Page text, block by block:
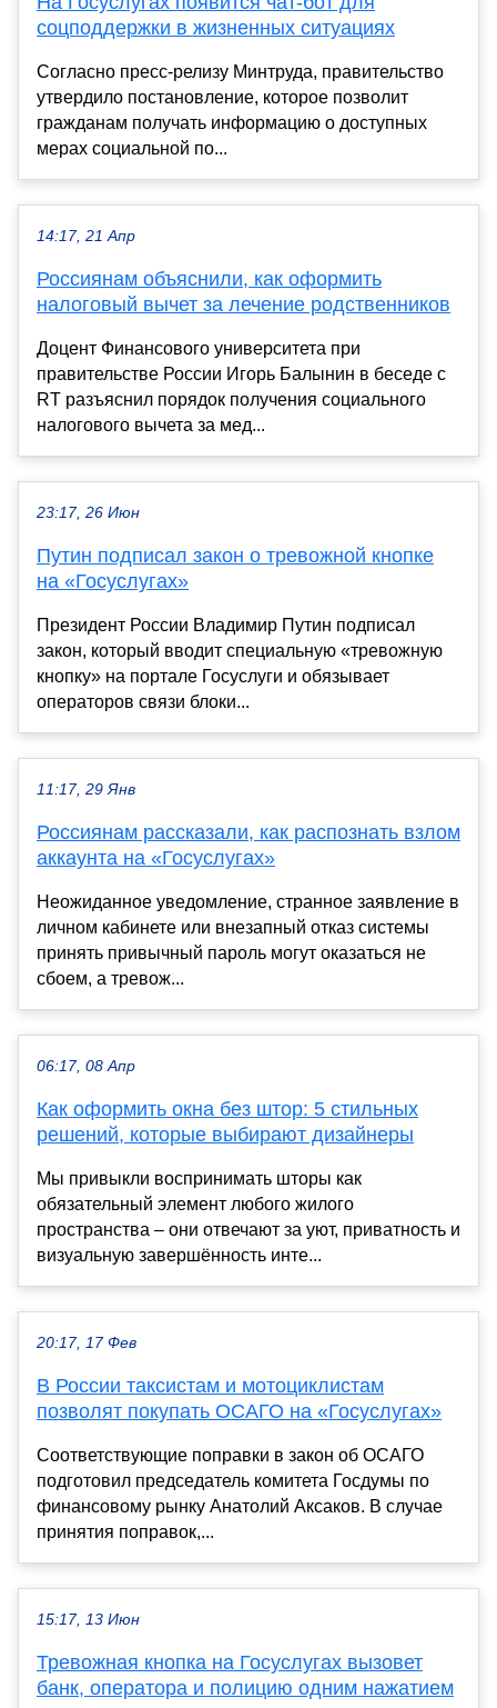
соцподдержки в жизненных ситуациях
Согласно пресс-релизу Минтруда, правительство
утвердило постановление, которое позволит
гражданам получать информацию о доступных
мерах социальной по...
14:17, 21 Апр
Россиянам объяснили, как оформить
налоговый вычет за лечение родственников
Доцент Финансового университета при
правительстве России Игорь Балынин в беседе с
RT разъяснил порядок получения социального
налогового вычета за мед...
23:17, 26 Июн
Путин подписал закон о тревожной кнопке
на «Госуслугах»
Президент России Владимир Путин подписал
закон, который вводит специальную «тревожную
кнопку» на портале Госуслуги и обязывает
операторов связи блоки...
11:17, 29 Янв
Россиянам рассказали, как распознать взлом
аккаунта на «Госуслугах»
Неожиданное уведомление, странное заявление в
личном кабинете или внезапный отказ системы
принять привычный пароль могут оказаться не
сбоем, а тревож...
06:17, 08 Апр
Как оформить окна без штор: 5 стильных
решений, которые выбирают дизайнеры
Мы привыкли воспринимать шторы как
обязательный элемент любого жилого
пространства – они отвечают за уют, приватность и
визуальную завершённость инте...
20:17, 17 Фев
В России таксистам и мотоциклистам
позволят покупать ОСАГО на «Госуслугах»
Соответствующие поправки в закон об ОСАГО
подготовил председатель комитета Госдумы по
финансовому рынку Анатолий Аксаков. В случае
принятия поправок,...
15:17, 13 Июн
Тревожная кнопка на Госуслугах вызовет
банк, оператора и полицию одним нажатием